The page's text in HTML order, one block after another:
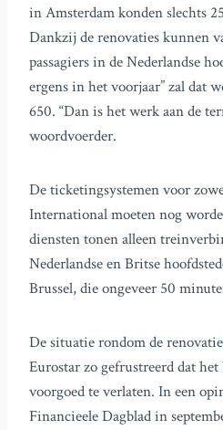
in Amsterdam konden slechts
Dankzij de renovaties kunnen
passagiers in de Nederlandse
ergens in het voorjaar” zal dat
650. “Dan is het werk aan de
woordvoerder.
De ticketingsystemen voor
International moeten nog
diensten tonen alleen
Nederlandse en Britse
Brussel, die ongeveer 50
De situatie rondom de
Eurostar zo gefrustreerd dat
voorgoed te verlaten. In een
Financieele Dagblad in